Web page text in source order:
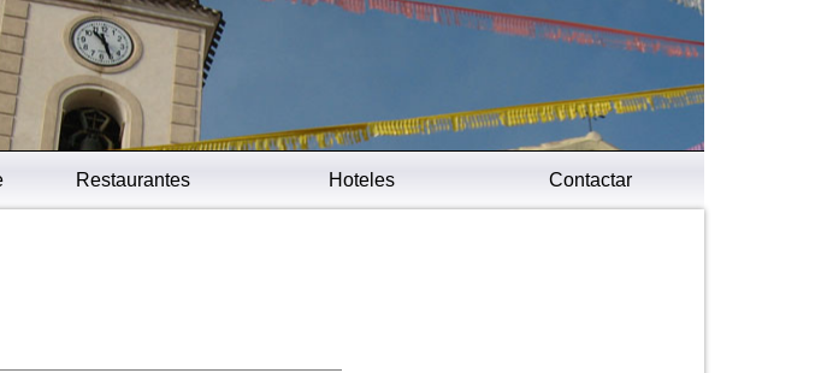
Restaurantes Hoteles Contactar